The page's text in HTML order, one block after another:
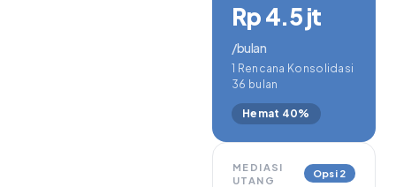
Rp 4.5 jt
/bulan
1 Rencana Konsolidasi
36 bulan
Hemat 40%
MEDIASI
UTANG
Opsi 2